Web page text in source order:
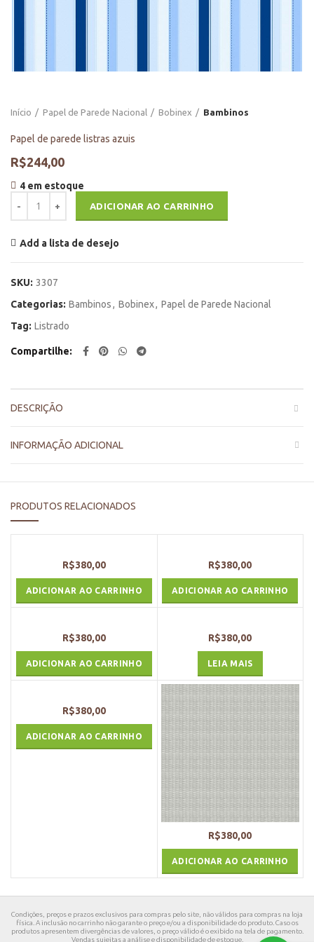
Início Papel de Parede Nacional Bobinex Bambinos
Papel de parede listras azuis
R$244,00
4 em estoque
ADICIONAR AO CARRINHO
Add a lista de desejo
SKU: 3307
Categorias: Bambinos, Bobinex, Papel de Parede Nacional
Tag: Listrado
Compartilhe
DESCRIÇÃO
INFORMAÇÃO ADICIONAL
PRODUTOS RELACIONADOS
R$380,00
ADICIONAR AO CARRINHO
R$380,00
ADICIONAR AO CARRINHO
R$380,00
ADICIONAR AO CARRINHO
R$380,00
LEIA MAIS
R$380,00
ADICIONAR AO CARRINHO
R$380,00
ADICIONAR AO CARRINHO
Condições, preços e prazos exclusivos para compras pelo site, não válidos para compras na loja
física. A inclusão no carrinho não garante o preço e/ou a disponibilidade do produto. Caso os
produtos apresentem divergências de valores, o preço válido é o exibido na tela de pagamento.
Vendas sujeitas a análise e disponibilidade de estoque.